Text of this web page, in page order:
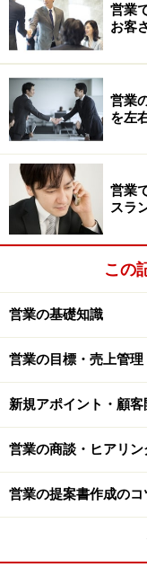
たりするんですけ
次ページは記憶力
※記事内容は執筆時点
い。
営業
お客
営業
を左
営業
スラ
この
営業の基礎知識
営業の目標・売上管
新規アポイント・顧客
営業の商談・ヒアリン
営業の提案書作成のコ